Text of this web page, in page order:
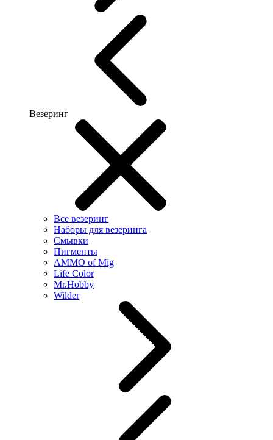
Везеринг
Все везеринг
Наборы для везеринга
Смывки
Пигменты
AMMO of Mig
Life Color
Mr.Hobby
Wilder